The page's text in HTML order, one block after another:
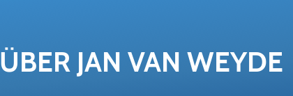
ÜBER JAN VAN WEYDE